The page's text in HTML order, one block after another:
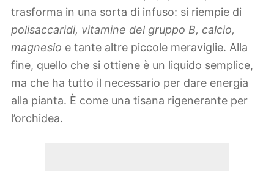
trasforma in una sorta di infuso: si riempie di
polisaccaridi, vitamine del gruppo B, calcio,
magnesio e tante altre piccole meraviglie. Alla
fine, quello che si ottiene è un liquido semplice,
ma che ha tutto il necessario per dare energia
alla pianta. È come una tisana rigenerante per
l’orchidea.